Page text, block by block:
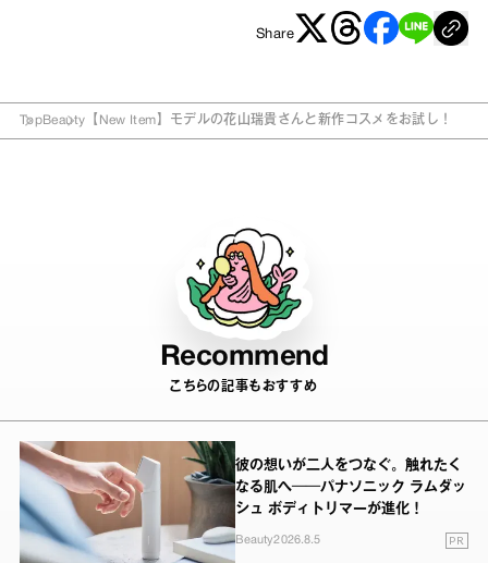
Share
TopBeauty 【New Item】モデルの花山瑞貴さんと新作コスメをお試し！
Recommend
こちらの記事もおすすめ
彼の想いが二人をつなぐ。触れたく
なる肌へ──パナソニック ラムダッ
シュ ボディトリマーが進化！
Beauty2026.8.5 PR